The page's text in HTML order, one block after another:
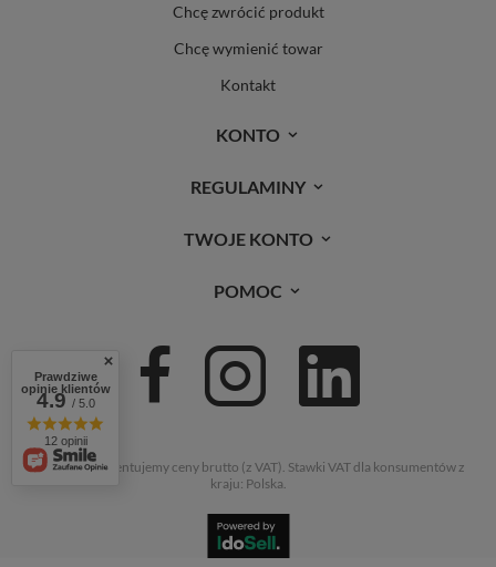
Chcę zwrócić produkt
Chcę wymienić towar
Kontakt
KONTO
REGULAMINY
TWOJE KONTO
POMOC
W sklepie prezentujemy ceny brutto (z VAT). Stawki VAT dla konsumentów z
kraju: Polska
Prawdziwe
opinie klientów
4.9/ 5.0
12 opinii